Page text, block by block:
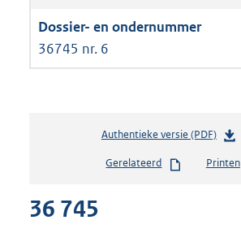
36745 nr. 6
Authentieke versie (PDF)b
s
Gerelateerd Printen
36 745